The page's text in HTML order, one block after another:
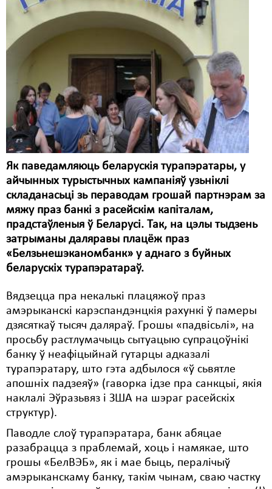
Як паведамляюць беларускія турапэратары, у
айчынных турыстычных кампаніяў узьніклі
складанасьці зь пераводам грошай партнэрам за
мяжу праз банкі з расейскім капіталам,
прадстаўленыя ў Беларусі. Так, на цэлы тыдзень
затрыманы даляравы плацёж праз
«Белзьнешэканомбанк» у аднаго з буйных
беларускіх турапэратараў.
Вядзецца пра некалькі плацяжоў праз
амэрыканскі карэспандэнцкія рахункі ў памеры
дзясяткаў тысяч даляраў. Грошы «падвісьлі», на
просьбу растлумачыць сытуацыю супрацоўнікі
банку ў неафіцыйнай гутарцы адказалі
турапэратару, што гэта адбылося «ў сьвятле
апошніх падзеяў» (гаворка ідзе пра санкцыі, якія
наклалі Эўразьвяз і ЗША на шэраг расейскіх
структур).
Паводле слоў турапэратара, банк абяцае
разабрацца з праблемай, хоць і намякае, што
грошы «БелВЭБ», як і мае быць, пералічыў
амэрыканскаму банку, такім чынам, сваю частку
КПЧ ААН
Культурныя правы
Мігранты
Мірныя сходы
Палітвязьні
Правы дзіцяці
Пэнітэнцыярная сыстэма
Распальваньне варожасьці
Рознае
Свабода сумленьня
Суд
Сьмяротнае пакараньне
Экалёгія
Правы працоўных